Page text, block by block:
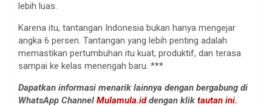
lebih luas.
Karena itu, tantangan Indonesia bukan hanya mengejar
angka 6 persen. Tantangan yang lebih penting adalah
memastikan pertumbuhan itu kuat, produktif, dan terasa
sampai ke kelas menengah baru. ***
Dapatkan informasi menarik lainnya dengan bergabung di
WhatsApp Channel Mulamula.iddengan klik tautan ini.